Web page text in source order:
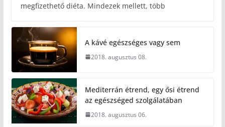
megfizethető diéta. Mindezek mellett, több
A kávé egészséges vagy sem
2018. augusztus 08.
Mediterrán étrend, egy ősi étrend
az egészséged szolgálatában
2018. augusztus 06.